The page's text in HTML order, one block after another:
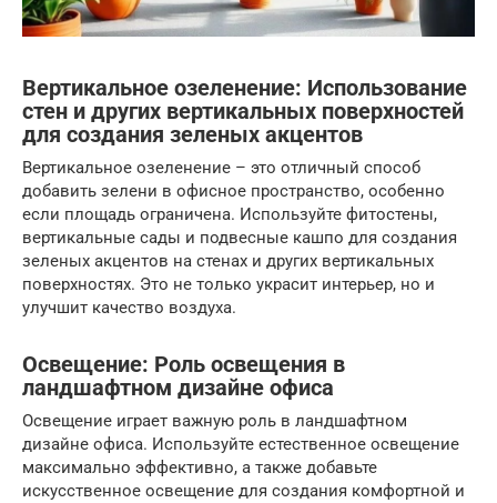
Вертикальное озеленение: Использование
стен и других вертикальных поверхностей
для создания зеленых акцентов
Вертикальное озеленение – это отличный способ
добавить зелени в офисное пространство, особенно
если площадь ограничена. Используйте фитостены,
вертикальные сады и подвесные кашпо для создания
зеленых акцентов на стенах и других вертикальных
поверхностях. Это не только украсит интерьер, но и
улучшит качество воздуха.
Освещение: Роль освещения в
ландшафтном дизайне офиса
Освещение играет важную роль в ландшафтном
дизайне офиса. Используйте естественное освещение
максимально эффективно, а также добавьте
искусственное освещение для создания комфортной и